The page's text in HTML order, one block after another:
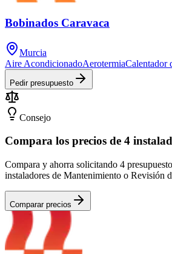
Bobinados Caravaca
Murcia
Aire AcondicionadoAerotermiaCalentador
Pedir presupuesto
Consejo
Compara los precios de 4
Compara y ahorra solicitando 4
instaladores de Mantenimiento o Revisión
Comparar precios